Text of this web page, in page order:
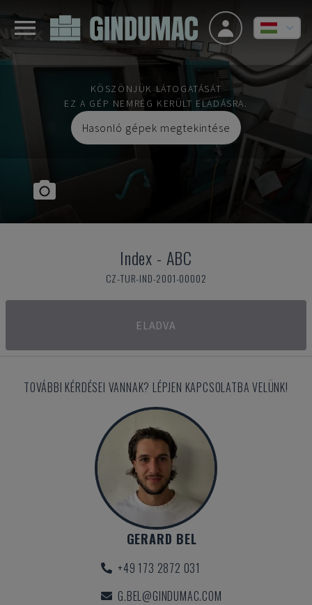
KÖSZÖNJÜK LÁTOGATÁSÁT
EZ A GÉP NEMRÉG KERÜLT ELADÁSRA.
Hasonló gépek megtekintése
Index - ABC
CZ-TUR-IND-2001-00002
ELADVA
TOVÁBBI KÉRDÉSEI VANNAK? LÉPJEN KAPCSOLATBA VELÜNK!
GERARD BEL
+49 173 2872 031
G.BEL@GINDUMAC.COM